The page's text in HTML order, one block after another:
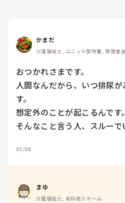
かまだ
介護福祉士, ユニット型特養, 障害者
おつかれさまです。
人間なんだから、いつ排尿
す。
想定外のことが起こるんです。
そんなこと言う人、スルーで
03/08
まゆ
介護福祉士, 有料老人ホーム